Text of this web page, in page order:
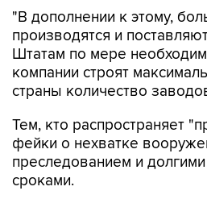
"В дополнении к этому,
производятся и
Штатам по мере
компании строят
страны количество
Тем, кто распространяет
фейки о нехватке
преследованием и
сроками.